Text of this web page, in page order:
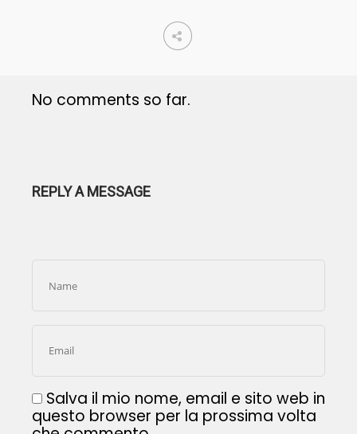
No comments so far.
REPLY A MESSAGE
Salva il mio nome, email e sito web in
questo browser per la prossima volta